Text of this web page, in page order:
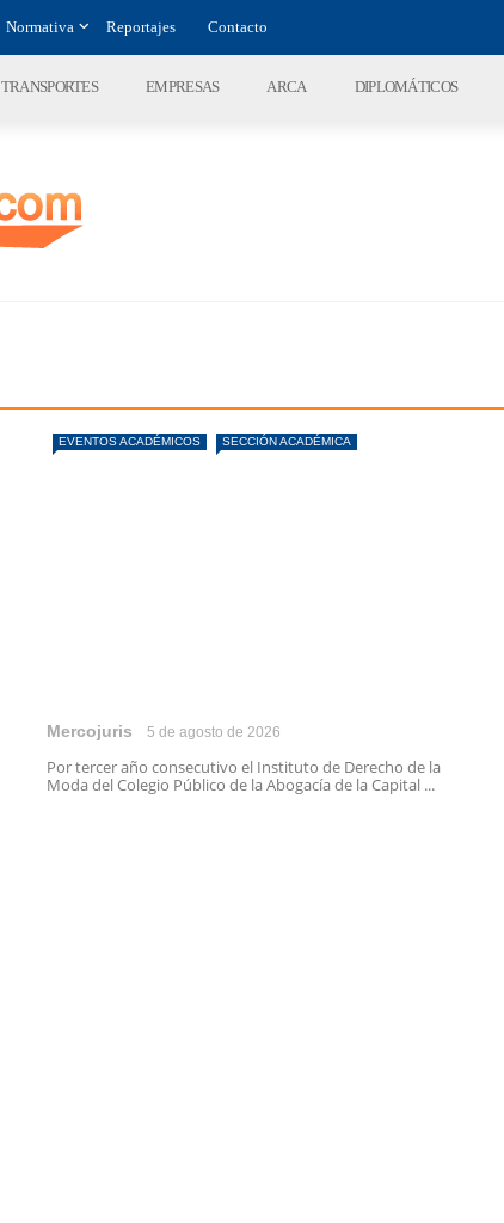
Normativa Reportajes Contacto
TRANSPORTES EMPRESAS ARCA DIPLOMÁTICOS
EVENTOS ACADÉMICOS SECCIÓN ACADÉMICA
Mercojuris 5 de agosto de 2026
Por tercer año consecutivo el Instituto de Derecho de la
Moda del Colegio Público de la Abogacía de la Capital ...